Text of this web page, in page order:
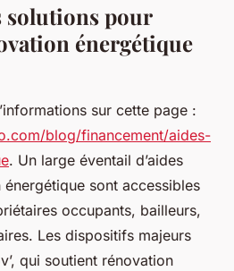
solutions pour
énergétique
sur cette page :
blog/financement/aides-
. Un large éventail d’aides
sont accessibles
occupants, bailleurs,
Les dispositifs majeurs
qui soutient rénovation